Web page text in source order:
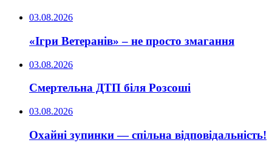
03.08.2026
«Ігри Ветеранів» – не просто змагання
03.08.2026
Смертельна ДТП біля Розсоші
03.08.2026
Охайні зупинки — спільна відповідальність!